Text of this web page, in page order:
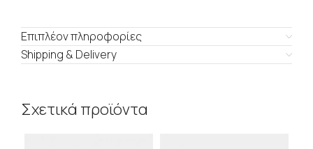
Επιπλέον πληροφορίες
Shipping & Delivery
Σχετικά προϊόντα